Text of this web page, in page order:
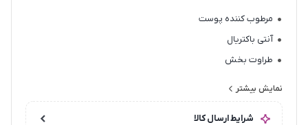
مرطوب کننده پوست
آنتی باکتریال
طراوت بخش
نمایش بیشتر
شرایط ارسال کالا